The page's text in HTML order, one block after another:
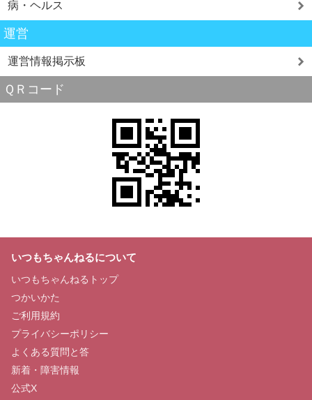
病・ヘルス
運営
運営情報掲示板
ＱＲコード
いつもちゃんねるについて
いつもちゃんねるトップ
つかいかた
ご利用規約
プライバシーポリシー
よくある質問と答
新着・障害情報
公式X